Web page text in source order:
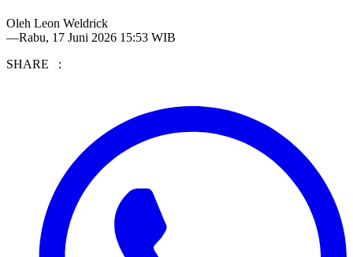
Oleh Leon Weldrick
—Rabu, 17 Juni 2026 15:53 WIB
SHARE :